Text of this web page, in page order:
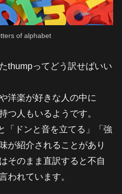
of alphabet
thumpってどう訳せばいい
洋楽が好きな人の中に
つ人もいるようです。
「ドンと音を立てる」「強
が紹介されることがあり
そのまま直訳すると不自
われています。